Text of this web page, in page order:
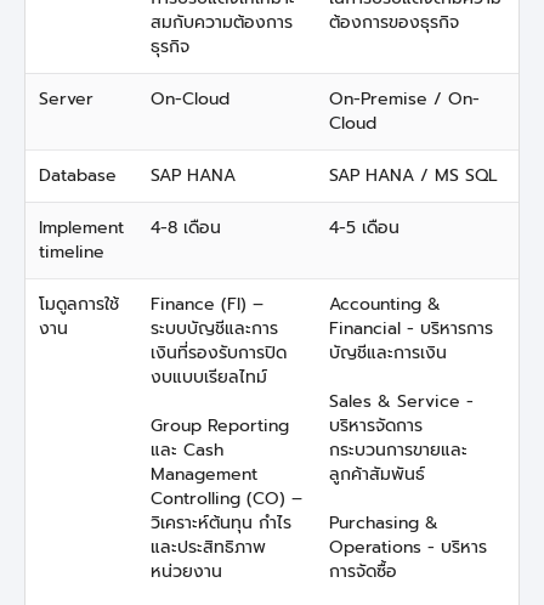
สมกับความต้องการ
ธุรกิจ
ต้องการของธุรกิจ
Server On-Cloud
On-Premise / On-
Cloud
Database SAP HANA SAP HANA / MS SQL
Implement
timeline
4-8 เดือน 4-5 เดือน
โมดูลการใช้
งาน
Finance (FI) –
ระบบบัญชีและการ
เงินที่รองรับการปิด
งบแบบเรียลไทม์
Group Reporting
และ Cash
Management
Controlling (CO) –
วิเคราะห์ต้นทุน กำไร
และประสิทธิภาพ
หน่วยงาน
Accounting &
Financial - บริหารการ
บัญชีและการเงิน
Sales & Service -
บริหารจัดการ
กระบวนการขายและ
ลูกค้าสัมพันธ์
Purchasing &
Operations - บริหาร
การจัดซื้อ